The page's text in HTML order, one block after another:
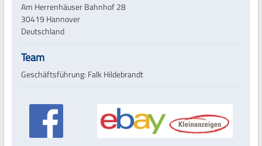
Am Herrenhäuser Bahnhof 28
30419 Hannover
Deutschland
Team
Geschäftsführung: Falk Hildebrandt